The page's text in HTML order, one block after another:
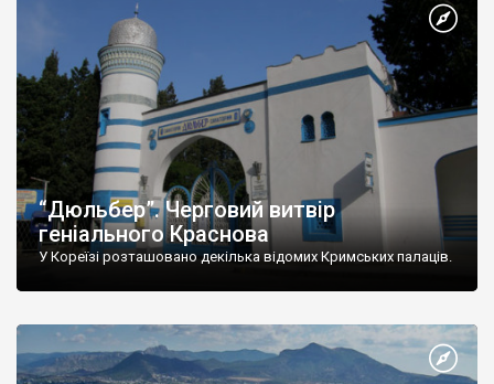
“Дюльбер”. Черговий витвір
геніального Краснова
У Кореїзі розташовано декілька відомих Кримських палаців.